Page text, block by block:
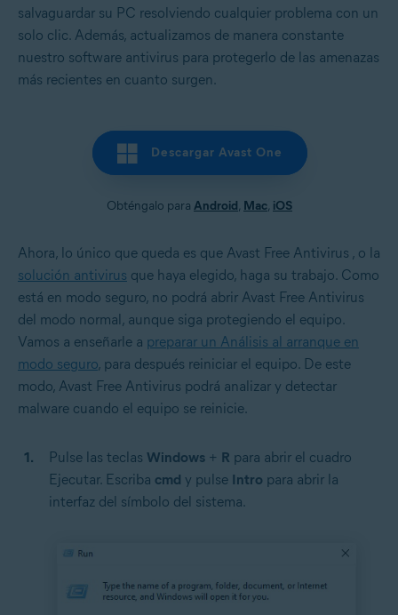
salvaguardar su PC resolviendo cualquier problema con un
solo clic. Además, actualizamos de manera constante
nuestro software antivirus para protegerlo de las amenazas
más recientes en cuanto surgen.
Descargar Avast One
Obténgalo para Android, Mac, iOS
Ahora, lo único que queda es que Avast Free Antivirus , o la
solución antivirus que haya elegido, haga su trabajo. Como
está en modo seguro, no podrá abrir Avast Free Antivirus
del modo normal, aunque siga protegiendo el equipo.
Vamos a enseñarle a preparar un Análisis al arranque en
modo seguro, para después reiniciar el equipo. De este
modo, Avast Free Antivirus podrá analizar y detectar
malware cuando el equipo se reinicie.
Pulse las teclas Windows + R para abrir el cuadro
Ejecutar. Escriba cmd y pulse Intro para abrir la
interfaz del símbolo del sistema.